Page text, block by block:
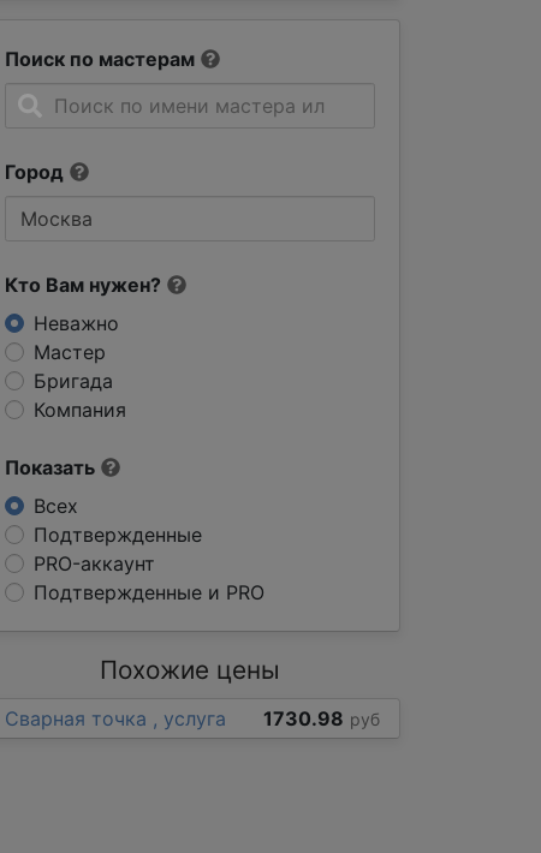
Поиск по мастерам
Город
Кто Вам нужен?
Неважно
Мастер
Бригада
Компания
Показать
Всех
Подтвержденные
PRO-аккаунт
Подтвержденные и PRO
Похожие цены
Сварная точка , услуга 1730.98 руб